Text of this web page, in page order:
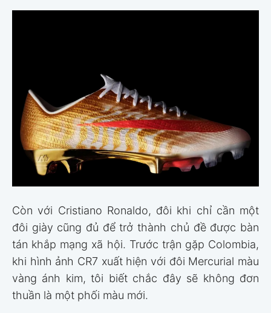
Còn với Cristiano Ronaldo, đôi khi chỉ cần một
đôi giày cũng đủ để trở thành chủ đề được bàn
tán khắp mạng xã hội. Trước trận gặp Colombia,
khi hình ảnh CR7 xuất hiện với đôi Mercurial màu
vàng ánh kim, tôi biết chắc đây sẽ không đơn
thuần là một phối màu mới.